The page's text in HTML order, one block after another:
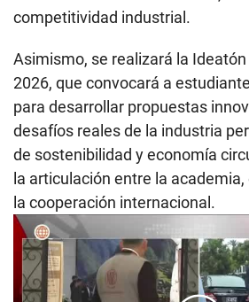
competitividad industrial.
Asimismo, se realizará la
2026, que convocará a
para desarrollar propuestas
desafíos reales de la industria
de sostenibilidad y economía
la articulación entre la
la cooperación internacional.